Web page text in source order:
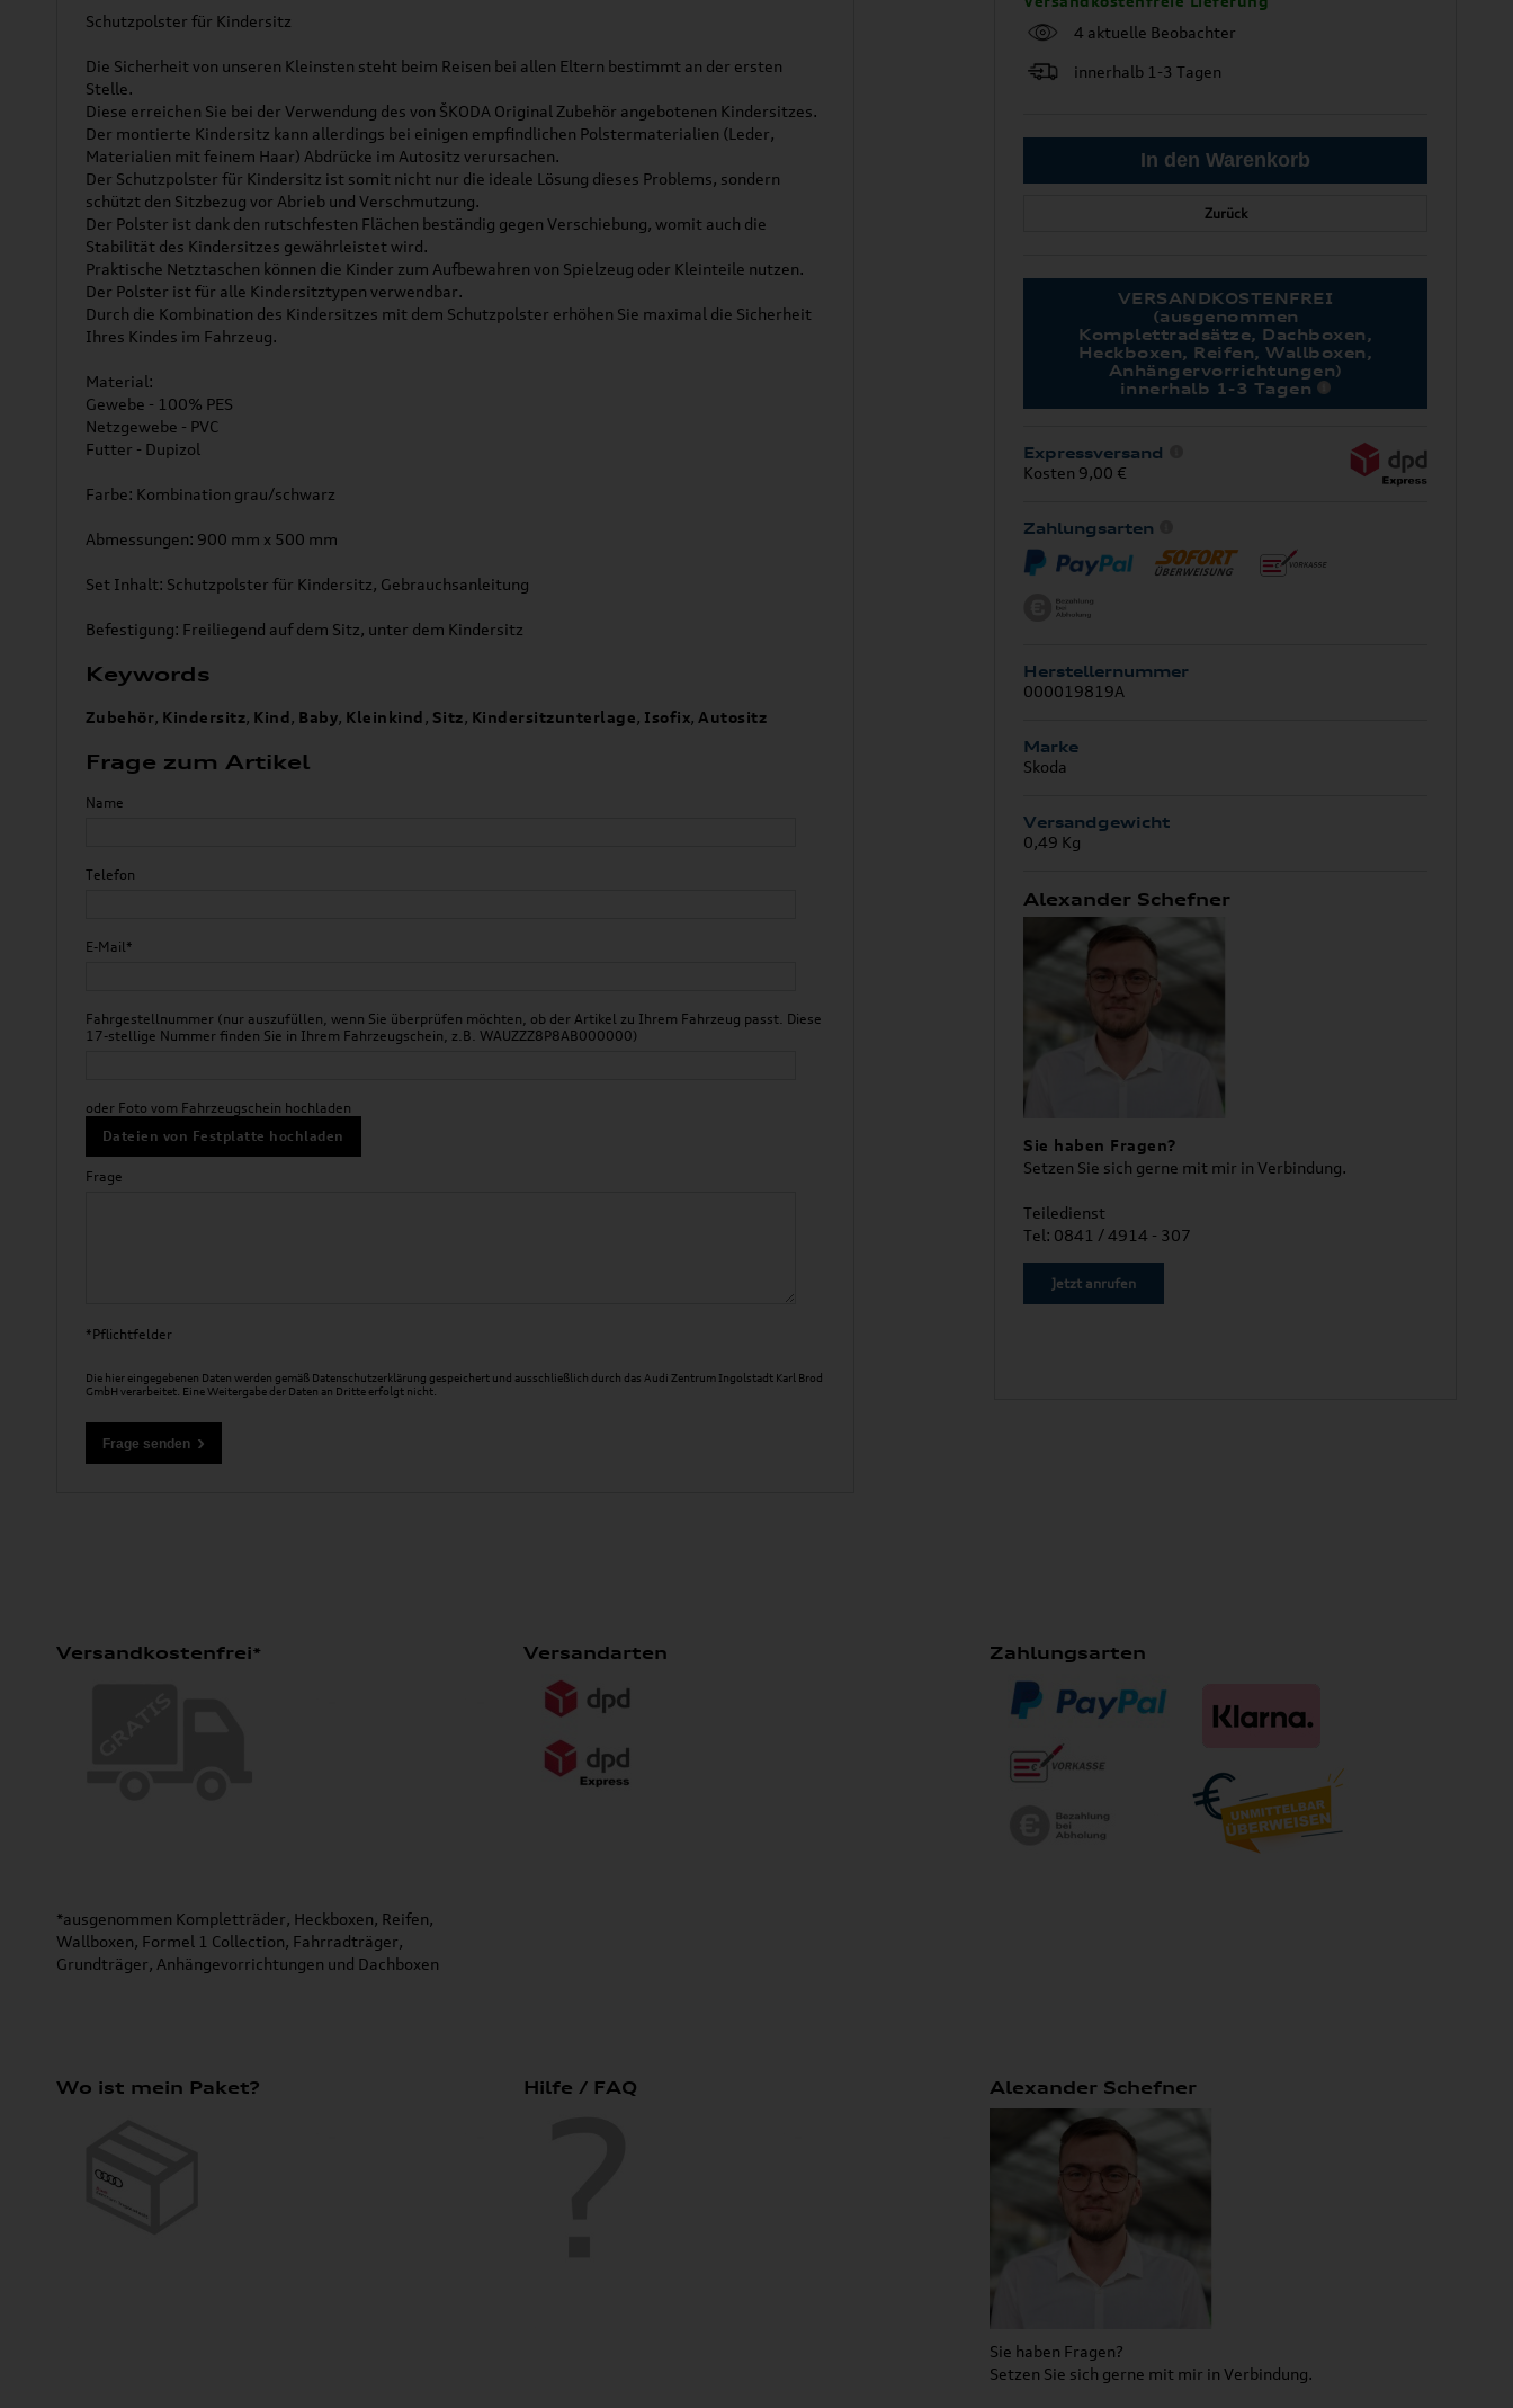
Schutzpolster für Kindersitz
Die Sicherheit von unseren Kleinsten steht beim Reisen bei allen Eltern bestimmt an der ersten
Stelle.
Diese erreichen Sie bei der Verwendung des von ŠKODA Original Zubehör angebotenen Kindersitzes.
Der montierte Kindersitz kann allerdings bei einigen empfindlichen Polstermaterialien (Leder,
Materialien mit feinem Haar) Abdrücke im Autositz verursachen.
Der Schutzpolster für Kindersitz ist somit nicht nur die ideale Lösung dieses Problems, sondern
schützt den Sitzbezug vor Abrieb und Verschmutzung.
Der Polster ist dank den rutschfesten Flächen beständig gegen Verschiebung, womit auch die
Stabilität des Kindersitzes gewährleistet wird.
Praktische Netztaschen können die Kinder zum Aufbewahren von Spielzeug oder Kleinteile nutzen.
Der Polster ist für alle Kindersitztypen verwendbar.
Durch die Kombination des Kindersitzes mit dem Schutzpolster erhöhen Sie maximal die Sicherheit
Ihres Kindes im Fahrzeug.
Material:
Gewebe - 100% PES
Netzgewebe - PVC
Futter - Dupizol
Farbe: Kombination grau/schwarz
Abmessungen: 900 mm x 500 mm
Set Inhalt: Schutzpolster für Kindersitz, Gebrauchsanleitung
Befestigung: Freiliegend auf dem Sitz, unter dem Kindersitz
Keywords
Zubehör, Kindersitz, Kind, Baby, Kleinkind, Sitz, Kindersitzunterlage, Isofix, Autositz
Frage zum Artikel
Name
Telefon
E-Mail*
Fahrgestellnummer (nur auszufüllen, wenn Sie überprüfen möchten, ob der Artikel zu Ihrem Fahrzeug passt. Diese
17-stellige Nummer finden Sie in Ihrem Fahrzeugschein, z.B. WAUZZZ8P8AB000000)
oder Foto vom Fahrzeugschein hochladen
Dateien von Festplatte hochladen
Frage
*Pflichtfelder
Die hier eingegebenen Daten werden gemäß Datenschutzerklärung gespeichert und ausschließlich durch das Audi Zentrum Ingolstadt Karl Brod
GmbH verarbeitet. Eine Weitergabe der Daten an Dritte erfolgt nicht.
4 aktuelle Beobachter
innerhalb 1-3 Tagen
Zurück
VERSANDKOSTENFREI
(ausgenommen
Komplettradsätze, Dachboxen,
Heckboxen, Reifen, Wallboxen,
Anhängervorrichtungen)
innerhalb 1-3 Tagen
Expressversand
Kosten 9,00 €
Zahlungsarten
Herstellernummer
000019819A
Marke
Skoda
Versandgewicht
0,49 Kg
Alexander Schefner
Sie haben Fragen?
Setzen Sie sich gerne mit mir in Verbindung.
Teiledienst
Tel: 0841 / 4914 - 307
Jetzt anrufen
Versandkostenfrei*
*ausgenommen Kompletträder, Heckboxen, Reifen,
Wallboxen, Formel 1 Collection, Fahrradträger,
Grundträger, Anhängevorrichtungen und Dachboxen
Versandarten Zahlungsarten
Wo ist mein Paket? Hilfe / FAQ Alexander Schefner
Sie haben Fragen?
Setzen Sie sich gerne mit mir in Verbindung.